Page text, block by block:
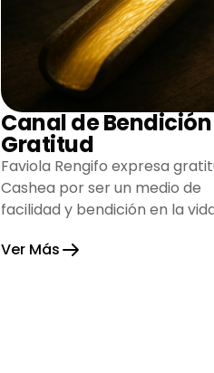
Canal de
Gratitud
Faviola Rengifo expresa
Cashea por ser un medio de
facilidad y bendición en la
esperanza.
Ver Más